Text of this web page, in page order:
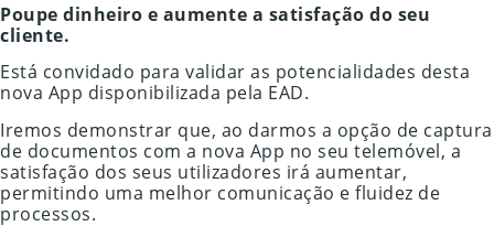
Poupe dinheiro e aumente a satisfação do seu
cliente.
Está convidado para validar as potencialidades desta
nova App disponibilizada pela EAD.
Iremos demonstrar que, ao darmos a opção de captura
de documentos com a nova App no seu telemóvel, a
satisfação dos seus utilizadores irá aumentar,
permitindo uma melhor comunicação e fluidez de
processos.